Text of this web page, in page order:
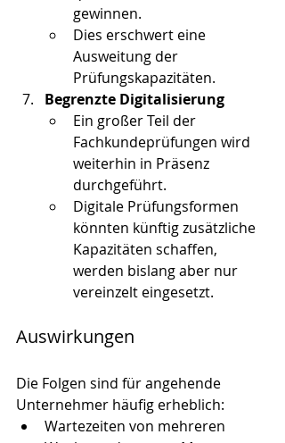
gewinnen.
Dies erschwert eine
Ausweitung der
Prüfungskapazitäten.
Begrenzte Digitalisierung
Ein großer Teil der
Fachkundeprüfungen wird
weiterhin in Präsenz
durchgeführt.
Digitale Prüfungsformen
könnten künftig zusätzliche
Kapazitäten schaffen,
werden bislang aber nur
vereinzelt eingesetzt.
Auswirkungen
Die Folgen sind für angehende
Unternehmer häufig erheblich:
Wartezeiten von mehreren